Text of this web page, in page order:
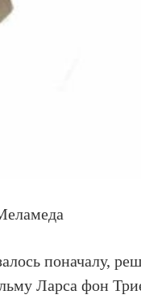
поначалу,
Ларса фон